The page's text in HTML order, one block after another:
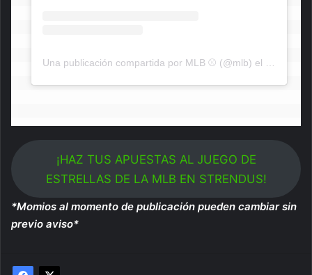
Una publicación compartida por MLB ⚾ (@mlb) el
¡HAZ TUS APUESTAS AL JUEGO DE
ESTRELLAS DE LA MLB EN STRENDUS!
*Momios al momento de publicación pueden cambiar sin
previo aviso*